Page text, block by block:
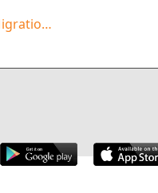
Bundesamt für Migration und Flüchtlinge